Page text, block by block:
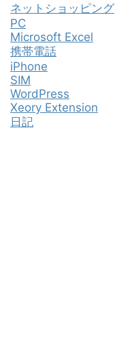
ネットショッピング
PC
Microsoft Excel
携帯電話
iPhone
SIM
WordPress
Xeory Extension
日記